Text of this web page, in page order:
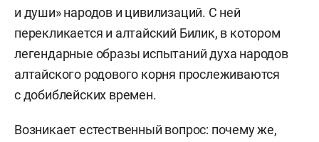
и души» народов и цивилизаций. С ней
перекликается и алтайский Билик, в котором
легендарные образы испытаний духа народов
алтайского родового корня прослеживаются
с добиблейских времен.
Возникает естественный вопрос: почему же,